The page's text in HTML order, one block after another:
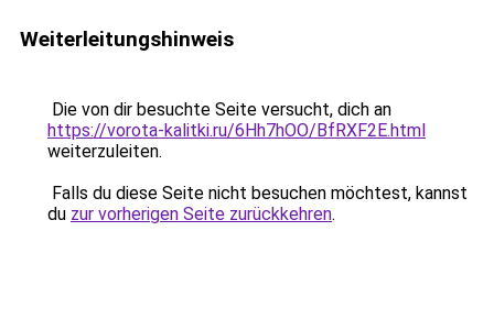
Weiterleitungshinweis
Die von dir besuchte Seite versucht, dich an
https://vorota-kalitki.ru/6Hh7hOO/BfRXF2E.html
weiterzuleiten.
Falls du diese Seite nicht besuchen möchtest, kannst
du zur vorherigen Seite zurückkehren.